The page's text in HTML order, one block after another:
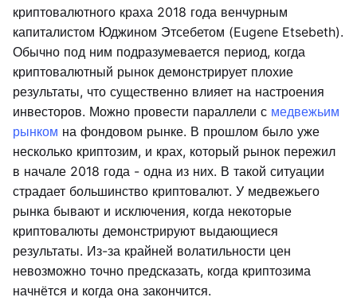
криптовалютного краха 2018 года венчурным
капиталистом Юджином Этсебетом (Eugene Etsebeth).
Обычно под ним подразумевается период, когда
криптовалютный рынок демонстрирует плохие
результаты, что существенно влияет на настроения
инвесторов. Можно провести параллели с медвежьим
рынком на фондовом рынке. В прошлом было уже
несколько криптозим, и крах, который рынок пережил
в начале 2018 года - одна из них. В такой ситуации
страдает большинство криптовалют. У медвежьего
рынка бывают и исключения, когда некоторые
криптовалюты демонстрируют выдающиеся
результаты. Из-за крайней волатильности цен
невозможно точно предсказать, когда криптозима
начнётся и когда она закончится.